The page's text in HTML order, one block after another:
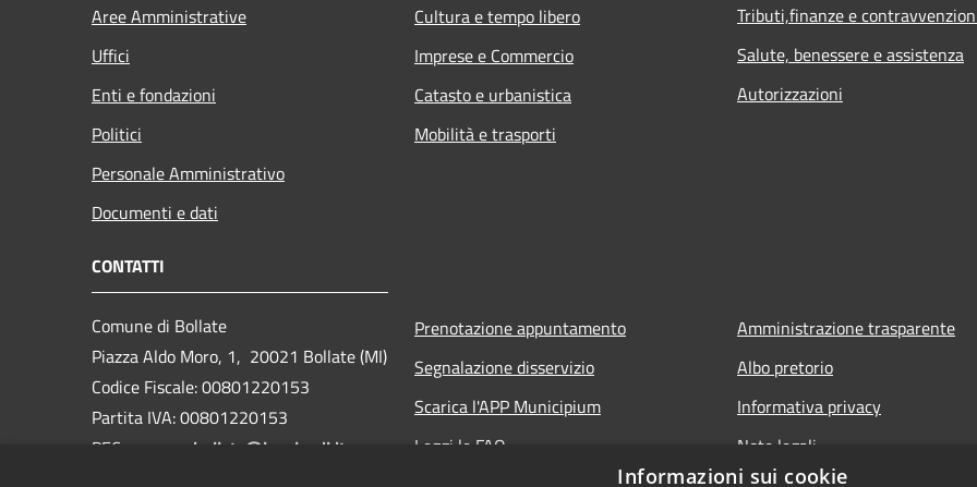
Aree Amministrative
Uffici
Enti e fondazioni
Politici
Personale Amministrativo
Documenti e dati
Cultura e tempo libero
Imprese e Commercio
Catasto e urbanistica
Mobilità e trasporti
Tributi,finanze e
Salute, benessere e assistenza
Autorizzazioni
CONTATTI
Comune di Bollate
Piazza Aldo Moro, 1, 20021 Bollate (MI)
Codice Fiscale: 00801220153
Partita IVA: 00801220153
PEC:
comune.bollate@legalmail.it
Prenotazione appuntamento
Segnalazione disservizio
Scarica l'APP Municipium
Leggi le FAQ
Amministrazione trasparente
Albo pretorio
Informativa privacy
Note legali
Informazioni sui cookie